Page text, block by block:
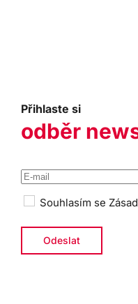
Přihlaste si
odběr
Souhlasím se